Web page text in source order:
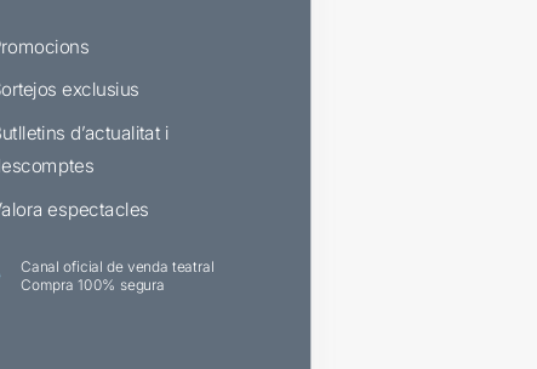
exclusius
d’actualitat i
espectacles
Canal oficial de venda teatral
Compra 100% segura